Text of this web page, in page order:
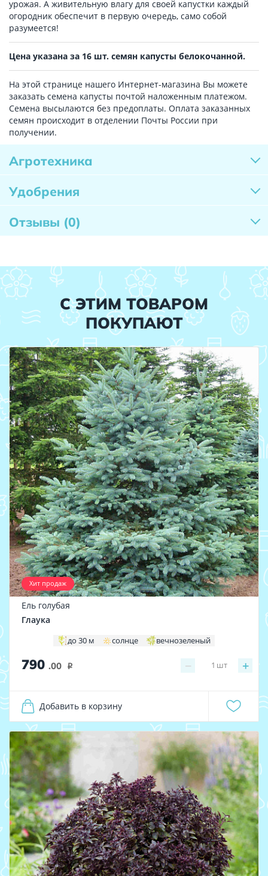
урожая. А живительную влагу для своей капустки каждый
огородник обеспечит в первую очередь, само собой
разумеется!
Цена указана за 16 шт. семян капусты белокочанной.
На этой странице нашего Интернет-магазина Вы можете
заказать семена капусты почтой наложенным платежом.
Семена высылаются без предоплаты. Оплата заказанных
семян происходит в отделении Почты России при
получении.
Агротехника
Удобрения
Отзывы (0)
С ЭТИМ ТОВАРОМ
ПОКУПАЮТ
Хит продаж
Ель голубая
Глаука
до 30 м солнце вечнозеленый
790 .00 i − +
1 шт
Добавить в корзину